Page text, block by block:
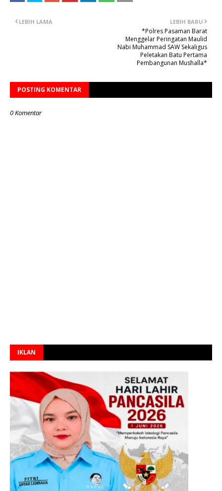
LEBIH BARU
*Polres Pasaman Barat
Menggelar Peringatan Maulid
Nabi Muhammad SAW Sekaligus
Peletakan Batu Pertama
Pembangunan Mushalla*
LEBIH LAMA
POSTING KOMENTAR
0 Komentar
IKLAN